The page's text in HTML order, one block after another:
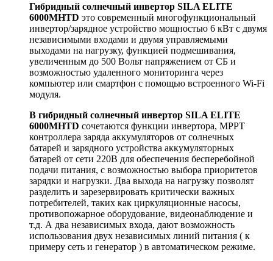
Гибридный солнечный инвертор SILA ELITE
6000MHTD это современный многофункциональный
инвертор/зарядное устройство мощностью 6 кВт с двумя
независимыми входами и двумя управляемыми
выходами на нагрузку, функцией подмешивания,
увеличенным до 500 Вольт напряжением от СБ и
возможностью удаленного мониторинга через
компьютер или смартфон с помощью встроенного Wi-Fi
модуля.
В гибридный солнечный инвертор SILA ELITE
6000MHTD сочетаются функции инвертора, MPPT
контроллера заряда аккумуляторов от солнечных
батарей и зарядного устройства аккумуляторных
батарей от сети 220В для обеспечения бесперебойной
подачи питания, с возможностью выбора приоритетов
зарядки и нагрузки. Два выхода на нагрузку позволят
разделить и зарезервировать критически важных
потребителей, таких как циркуляционные насосы,
противопожарное оборудование, видеонаблюдение и
т.д. А два независимых входа, дают возможность
использования двух независимых линий питания ( к
примеру сеть и генератор ) в автоматическом режиме.